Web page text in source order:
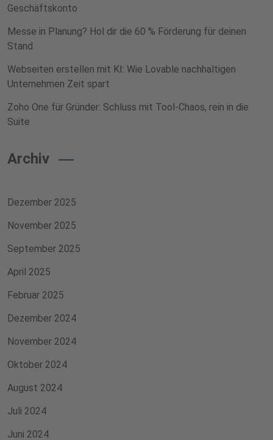
Geschäftskonto
Messe in Planung? Hol dir die 60 % Förderung für deinen
Stand
Webseiten erstellen mit KI: Wie Lovable nachhaltigen
Unternehmen Zeit spart
Zoho One für Gründer: Schluss mit Tool-Chaos, rein in die
Suite
Archiv
Dezember 2025
November 2025
September 2025
April 2025
Februar 2025
Dezember 2024
November 2024
Oktober 2024
August 2024
Juli 2024
Juni 2024